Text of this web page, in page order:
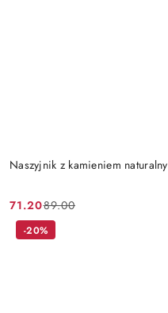
Naszyjnik z kamieniem
Cena
promocyjna:
71.20
Cena
przed
89.00
-20%